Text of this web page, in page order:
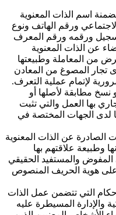
اسم الذات المعنوية
ورقم الهاتف ونوع
ورقمه ورقم المعرف
عن الذات المعنوية
من المعاملة وطبيعتها
تجار المصوغ من المعادن
لإتمام عملية التعرف.
نسخ مطابقة لأصلها أو
بها العمل والتي تثبت
لدى الجهات المختصة في
عن الذات المعنوية
وطبيعة علاقتهم بها
والمستفيد الحقيقي
على هوية الحريف المنصوص
التي تتضمن عمل الذات
والإدارة المسيطرة عليه